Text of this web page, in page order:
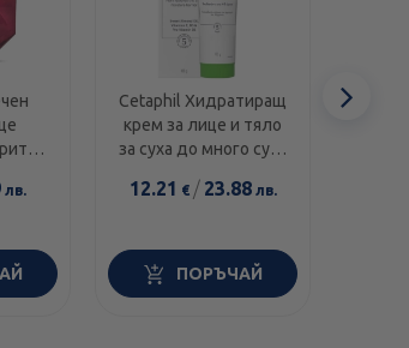
лв.
Cetaphil Хидратиращ
крем за лице и тяло
за суха до много суха
100г
12.21 € / 23.88лв.
ПОРЪЧАЙ